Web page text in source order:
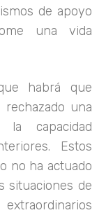
de apoyo
una vida
habrá que
una
capacidad
Estos
no ha actuado
situaciones de